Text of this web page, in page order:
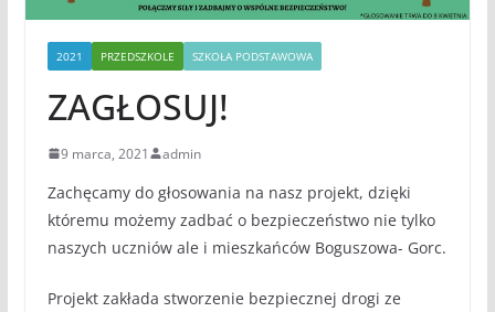
2021 PRZEDSZKOLE SZKOŁA PODSTAWOWA
ZAGŁOSUJ!
9 marca, 2021 admin
Zachęcamy do głosowania na nasz projekt, dzięki
któremu możemy zadbać o bezpieczeństwo nie tylko
naszych uczniów ale i mieszkańców Boguszowa- Gorc.
Projekt zakłada stworzenie bezpiecznej drogi ze